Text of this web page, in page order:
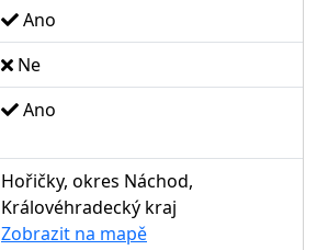
Ano
Ne
Ano
Hořičky, okres Náchod,
Královéhradecký kraj
Zobrazit na mapě